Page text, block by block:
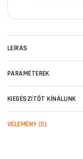
LEÍRÁS
PARAMÉTEREK
KIEGÉSZÍTŐT KÍNÁLUNK
VÉLEMÉNY (0)